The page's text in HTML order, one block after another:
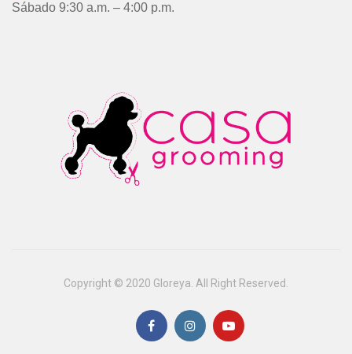
Sábado 9:30 a.m. – 4:00 p.m.
Copyright © 2020 Gloreya. All Right Reserved.